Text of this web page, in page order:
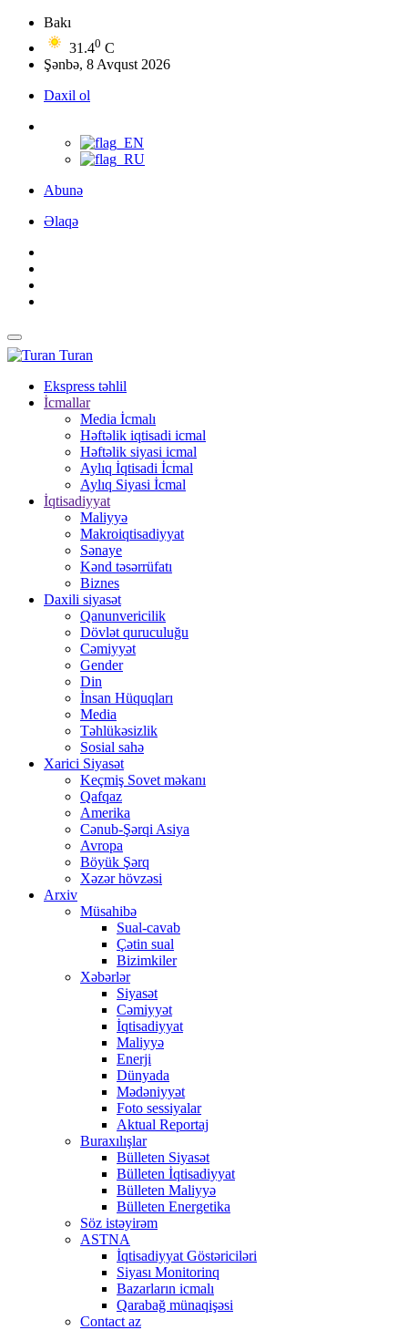
Bakı
31.40 C
Şənbə, 8 Avqust 2026
Daxil ol
Abunə
Əlaqə
Turan
Ekspress təhlil
İcmallar
Media İcmalı
Həftəlik iqtisadi icmal
Həftəlik siyasi icmal
Aylıq İqtisadi İcmal
Aylıq Siyasi İcmal
İqtisadiyyat
Maliyyə
Makroiqtisadiyyat
Sənaye
Kənd təsərrüfatı
Biznes
Daxili siyasət
Qanunvericilik
Dövlət quruculuğu
Cəmiyyət
Gender
Din
İnsan Hüquqları
Media
Təhlükəsizlik
Sosial sahə
Xarici Siyasət
Keçmiş Sovet məkanı
Qafqaz
Amerika
Cənub-Şərqi Asiya
Avropa
Böyük Şərq
Xəzər hövzəsi
Arxiv
Müsahibə
Sual-cavab
Çətin sual
Bizimkiler
Xəbərlər
Siyasət
Cəmiyyət
İqtisadiyyat
Maliyyə
Enerji
Dünyada
Mədəniyyət
Foto sessiyalar
Aktual Reportaj
Buraxılışlar
Bülleten Siyasət
Bülleten İqtisadiyyat
Bülleten Maliyyə
Bülleten Energetika
Söz istəyirəm
ASTNA
İqtisadiyyat Göstəriciləri
Siyası Monitorinq
Bazarların icmalı
Qarabağ münaqişəsi
Contact az